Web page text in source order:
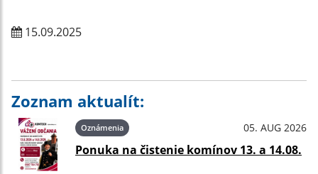
15.09.2025
Zoznam aktualít:
Oznámenia 05. AUG 2026
Ponuka na čistenie komínov 13. a 14.08.